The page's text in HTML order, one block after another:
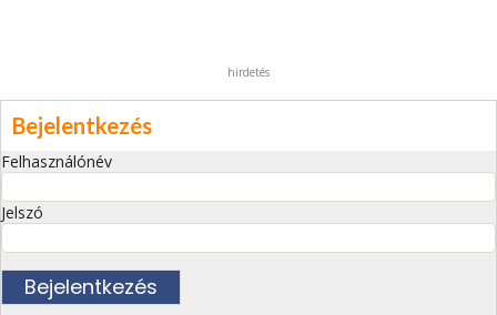
hirdetés
Bejelentkezés
Felhasználónév
Jelszó